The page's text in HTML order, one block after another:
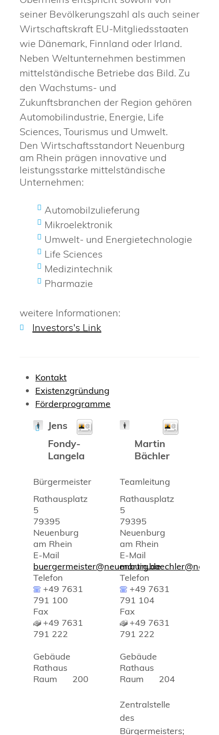
seiner Bevölkerungszahl als auch seiner
Wirtschaftskraft EU-Mitgliedsstaaten
wie Dänemark, Finnland oder Irland.
Neben Weltunternehmen bestimmen
mittelständische Betriebe das Bild. Zu
den Wachstums- und
Zukunftsbranchen der Region gehören
Automobilindustrie, Energie, Life
Sciences, Tourismus und Umwelt.
Den Wirtschaftsstandort Neuenburg
am Rhein prägen innovative und
leistungsstarke mittelständische
Unternehmen:
Automobilzulieferung
Mikroelektronik
Umwelt- und Energietechnologie
Life Sciences
Medizintechnik
Pharmazie
weitere Informationen:
Investors's Link
Kontakt
Existenzgründung
Förderprogramme
Jens
Fondy-
Langela
Bürgermeister
Rathausplatz
5
79395
Neuenburg
am Rhein
E-Mail
buergermeister@neuenburg.de
Telefon
+49 7631
791 100
Fax
+49 7631
791 222
Gebäude
Rathaus
Raum
200
Martin
Bächler
Teamleitung
Rathausplatz
5
79395
Neuenburg
am Rhein
E-Mail
Telefon
+49 7631
791 104
Fax
+49 7631
791 222
Gebäude
Rathaus
Raum
204
Zentralstelle
des
Bürgermeisters;